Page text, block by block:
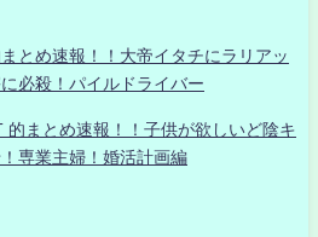
とめ速報！！大帝イタチにラリアッ
必殺！パイルドライバー
的まとめ速報！！子供が欲しいど陰キ
専業主婦！婚活計画編